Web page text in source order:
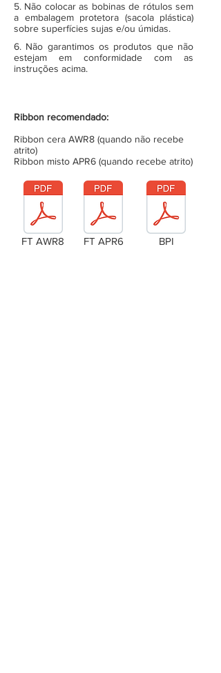
5. Não colocar as bobinas de rótulos sem
a embalagem protetora (sacola plástica)
sobre superfícies sujas e/ou úmidas.
6. Não garantimos os produtos que não
estejam em conformidade com as
instruções acima.
Ribbon recomendado:
Ribbon cera AWR8 (quando não recebe
atrito)
Ribbon misto APR6 (quando recebe atrito)
FT AWR8 FT APR6 BPI